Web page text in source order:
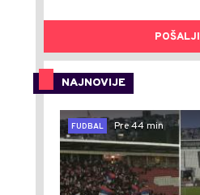
POŠALJI
NAJNOVIJE
FUDBAL
Pre 44 min